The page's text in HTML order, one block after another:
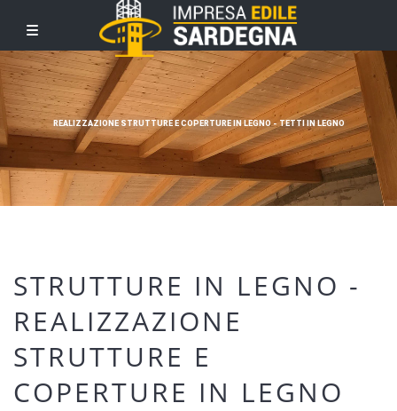
REALIZZAZIONE STRUTTURE E COPERTURE IN LEGNO - TETTI IN LEGNO
STRUTTURE IN LEGNO -
REALIZZAZIONE
STRUTTURE E
COPERTURE IN LEGNO